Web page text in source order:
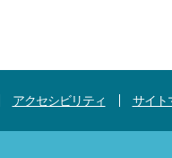
アクセシビリティ サイト